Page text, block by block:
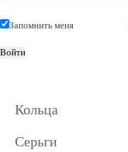
Запомнить меня
Кольца
Серьги